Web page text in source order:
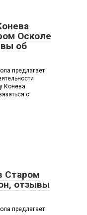
Осколе
об
предлагает
Конева
с
Старом
отзывы
предлагает